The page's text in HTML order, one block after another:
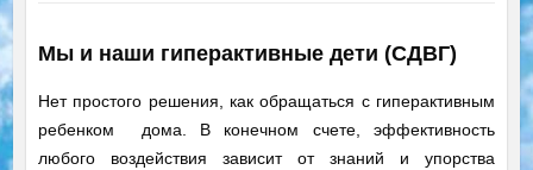
Мы и наши гиперактивные дети (СДВГ)
Нет простого решения, как обращаться с гиперактивным
ребенком дома. В конечном счете, эффективность
любого воздействия зависит от знаний и упорства